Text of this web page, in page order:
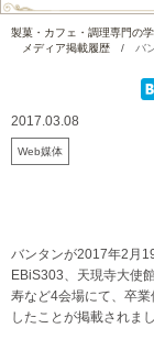
製菓・カフェ・調理専門の
メディア掲載履歴
/ バ
2017.03.08
Web媒体
バンタンが2017年2月
EBiS303、天現寺大使
寿など4会場にて、卒
したことが掲載されまし